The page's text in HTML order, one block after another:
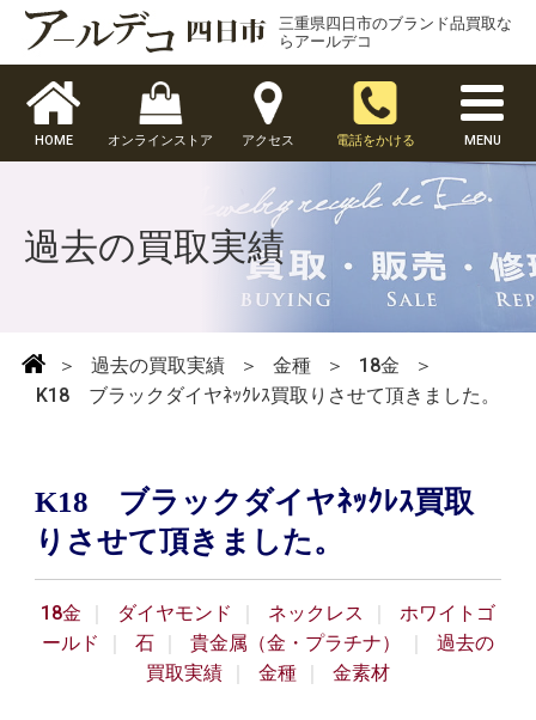
三重県四日市のブランド品買取な
らアールデコ
HOME オンラインストア アクセス 電話をかける MENU
過去の買取実績
＞ 過去の買取実績 ＞ 金種 ＞ 18金
＞
K18 ブラックダイヤﾈｯｸﾚｽ買取りさせて頂きました。
K18 ブラックダイヤﾈｯｸﾚｽ買取
りさせて頂きました。
18金 ダイヤモンド ネックレス
ホワイトゴ
ールド
石 貴金属（金・プラチナ）
過去の
買取実績
金種 金素材